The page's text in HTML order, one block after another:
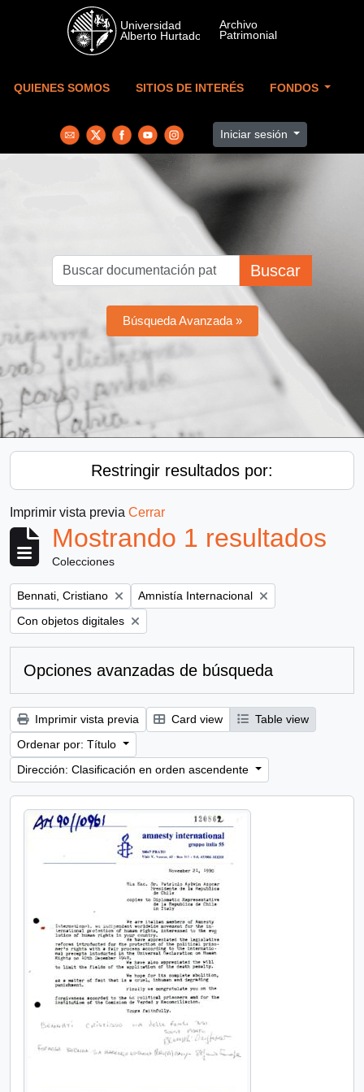
Skip to main content
QUIENES SOMOS SITIOS DE INTERÉS FONDOS
Iniciar sesión
Buscar
Búsqueda Avanzada »
Restringir resultados por:
Imprimir vista previa Cerrar
Mostrando 1 resultados
Colecciones
Remove filter:
Bennati, Cristiano Remove filter:
Amnistía Internacional
Remove filter:
Con objetos digitales
Opciones avanzadas de búsqueda
Imprimir vista previa Card view
Table view
Ordenar por: Título
Dirección: Clasificación en orden ascendente